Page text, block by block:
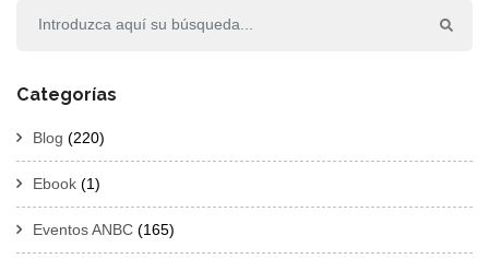
Categorías
Blog (220)
Ebook (1)
Eventos ANBC (165)